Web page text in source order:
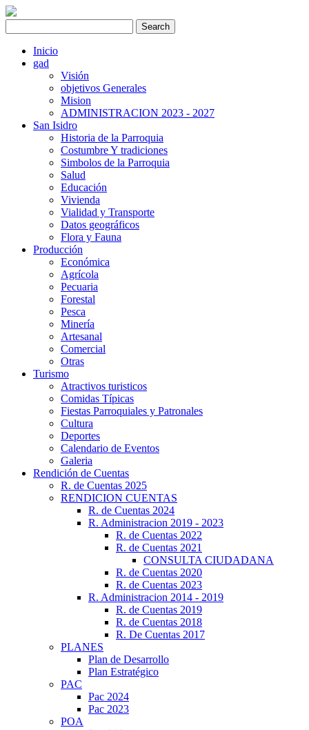
Inicio
gad
Visión
objetivos Generales
Mision
ADMINISTRACION 2023 - 2027
San Isidro
Historia de la Parroquia
Costumbre Y tradiciones
Simbolos de la Parroquia
Salud
Educación
Vivienda
Vialidad y Transporte
Datos geográficos
Flora y Fauna
Producción
Económica
Agrícola
Pecuaria
Forestal
Pesca
Minería
Artesanal
Comercial
Otras
Turismo
Atractivos turisticos
Comidas Típicas
Fiestas Parroquiales y Patronales
Cultura
Deportes
Calendario de Eventos
Galeria
Rendición de Cuentas
R. de Cuentas 2025
RENDICION CUENTAS
R. de Cuentas 2024
R. Administracion 2019 - 2023
R. de Cuentas 2022
R. de Cuentas 2021
CONSULTA CIUDADANA
R. de Cuentas 2020
R. de Cuentas 2023
R. Administracion 2014 - 2019
R. de Cuentas 2019
R. de Cuentas 2018
R. De Cuentas 2017
PLANES
Plan de Desarrollo
Plan Estratégico
PAC
Pac 2024
Pac 2023
POA